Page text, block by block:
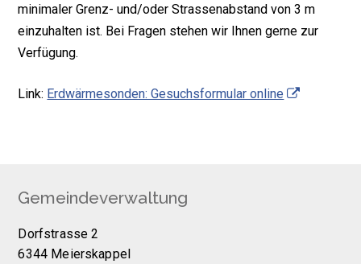
minimaler Grenz- und/oder Strassenabstand von 3 m
einzuhalten ist. Bei Fragen stehen wir Ihnen gerne zur
Verfügung.
Link: Erdwärmesonden: Gesuchsformular online
Gemeindeverwaltung
Dorfstrasse 2
6344 Meierskappel